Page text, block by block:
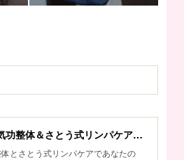
えん気功整体＆さとう式リンパケアサロン
とさとう式リンパケアであなたの